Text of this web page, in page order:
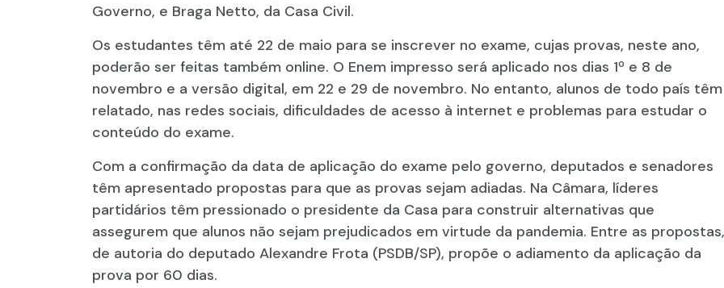
Governo, e Braga Netto, da Casa Civil.
Os estudantes têm até 22 de maio para se inscrever no exame, cujas provas, neste ano,
poderão ser feitas também online. O Enem impresso será aplicado nos dias 1º e 8 de
novembro e a versão digital, em 22 e 29 de novembro. No entanto, alunos de todo país têm
relatado, nas redes sociais, dificuldades de acesso à internet e problemas para estudar o
conteúdo do exame.
Com a confirmação da data de aplicação do exame pelo governo, deputados e senadores
têm apresentado propostas para que as provas sejam adiadas. Na Câmara, líderes
partidários têm pressionado o presidente da Casa para construir alternativas que
assegurem que alunos não sejam prejudicados em virtude da pandemia. Entre as propostas,
de autoria do deputado Alexandre Frota (PSDB/SP), propõe o adiamento da aplicação da
prova por 60 dias.